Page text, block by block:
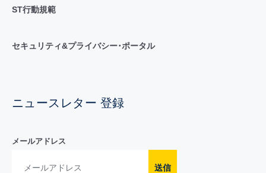
ST行動規範
セキュリティ&プライバシー･ポータル
ニュースレター 登録
メールアドレス
送信